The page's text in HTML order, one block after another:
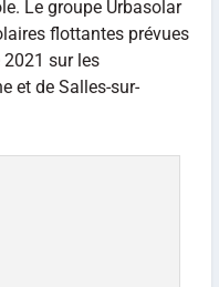
Le groupe Urbasolar
flottantes prévues
sur les
et de Salles-sur-